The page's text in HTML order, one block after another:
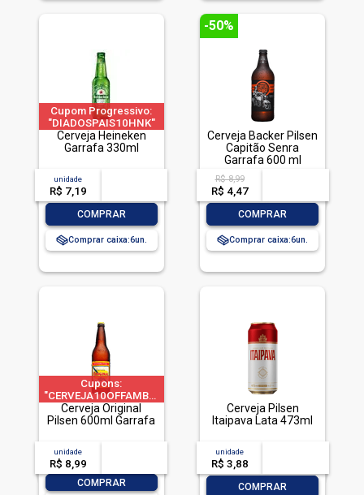
Cupom Progressivo:
"DIADOSPAIS10HNK"
|"DIADOSPAIS20HNK"
| "DIADOSPAIS30HNK"
por CPF
Cerveja Heineken
Garrafa 330ml
unidade
R$ 7,19
COMPRAR
Comprar caixa:6
-50%
Cerveja Backer Pilsen
Capitão Senra
Garrafa 600 ml
R$ 8,99
R$ 4,47
COMPRAR
Comprar caixa:6
Cupons:
a 1 pedido por CPF
Cerveja Original
Pilsen 600ml Garrafa
unidade
R$ 8,99
COMPRAR
Cerveja Pilsen
Itaipava Lata 473ml
unidade
R$ 3,88
COMPRAR